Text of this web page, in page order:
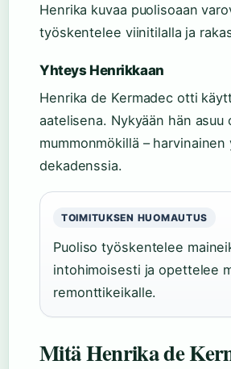
Henrika kuvaa puolisoaan
työskentelee viinitilalla ja
Yhteys Henrikkaan
Henrika de Kermadec otti
aatelisena. Nykyään hän
mummonmökillä –
dekadenssia.
TOIMITUKSEN HUOMAUTUS
Puoliso työskentelee
intohimoisesti ja opettelee
remonttikeikalle.
Mitä Henrika de